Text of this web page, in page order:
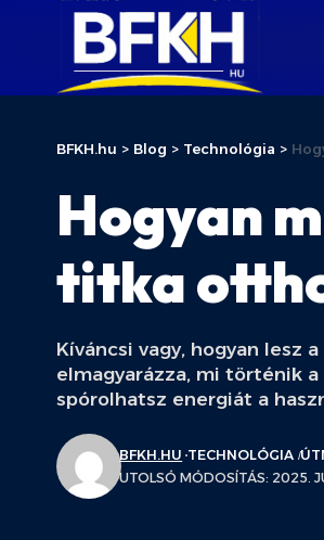
BFKH.hu > Blog > Technológia >
Hogyan
titka
Kíváncsi vagy, hogyan lesz
elmagyarázza, mi történik
spórolhatsz energiát a
UTOLSÓ MÓDOSÍTÁS: 2025.
BFKH.HU TECHNOLÓGIA